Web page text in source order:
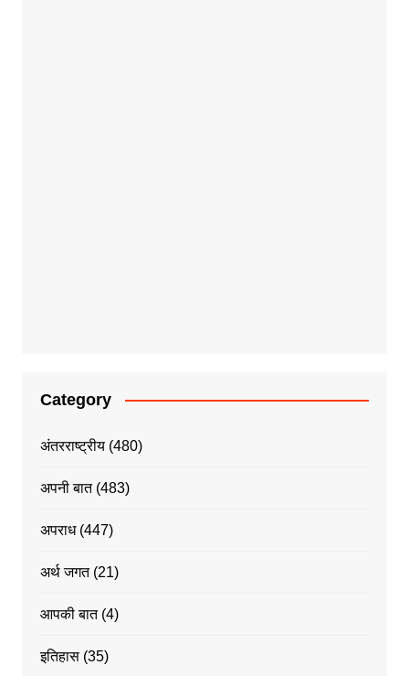
Category
अंतरराष्ट्रीय(480)
अपनी बात(483)
अपराध(447)
अर्थ जगत(21)
आपकी बात(4)
इतिहास(35)